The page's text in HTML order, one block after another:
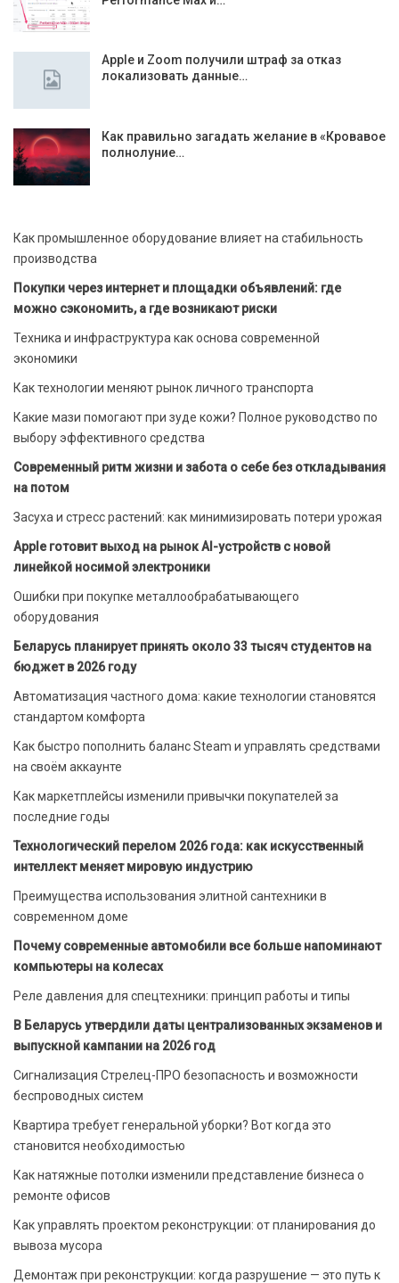
Apple и Zoom получили штраф за отказ
локализовать данные…
Как правильно загадать желание в «Кровавое
полнолуние…
Как промышленное оборудование влияет на стабильность
производства
Покупки через интернет и площадки объявлений: где
можно сэкономить, а где возникают риски
Техника и инфраструктура как основа современной
экономики
Как технологии меняют рынок личного транспорта
Какие мази помогают при зуде кожи? Полное руководство по
выбору эффективного средства
Современный ритм жизни и забота о себе без откладывания
на потом
Засуха и стресс растений: как минимизировать потери урожая
Apple готовит выход на рынок AI-устройств с новой
линейкой носимой электроники
Ошибки при покупке металлообрабатывающего
оборудования
Беларусь планирует принять около 33 тысяч студентов на
бюджет в 2026 году
Автоматизация частного дома: какие технологии становятся
стандартом комфорта
Как быстро пополнить баланс Steam и управлять средствами
на своём аккаунте
Как маркетплейсы изменили привычки покупателей за
последние годы
Технологический перелом 2026 года: как искусственный
интеллект меняет мировую индустрию
Преимущества использования элитной сантехники в
современном доме
Почему современные автомобили все больше напоминают
компьютеры на колесах
Реле давления для спецтехники: принцип работы и типы
В Беларусь утвердили даты централизованных экзаменов и
выпускной кампании на 2026 год
Сигнализация Стрелец-ПРО безопасность и возможности
беспроводных систем
Квартира требует генеральной уборки? Вот когда это
становится необходимостью
Как натяжные потолки изменили представление бизнеса о
ремонте офисов
Как управлять проектом реконструкции: от планирования до
вывоза мусора
Демонтаж при реконструкции: когда разрушение — это путь к